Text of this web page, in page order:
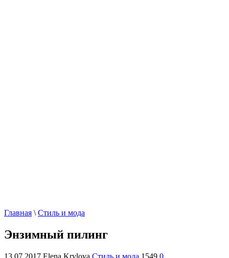
Главная \ Стиль и мода
Энзимный пилинг
13.07.2017 Elena Krylova Стиль и мода 1549 0